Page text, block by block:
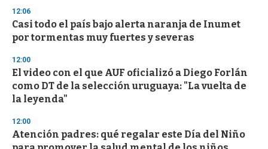
s
e
c
o
d
s
12:06
Casi todo el país bajo alerta naranja de Inumet
por tormentas muy fuertes y severas
12:00
El video con el que AUF oficializó a Diego Forlán
como DT de la selección uruguaya: "La vuelta de
la leyenda"
12:00
Atención padres: qué regalar este Día del Niño